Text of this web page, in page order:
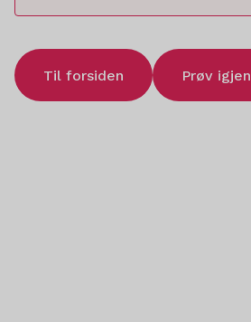
Til forsiden Prøv igjen